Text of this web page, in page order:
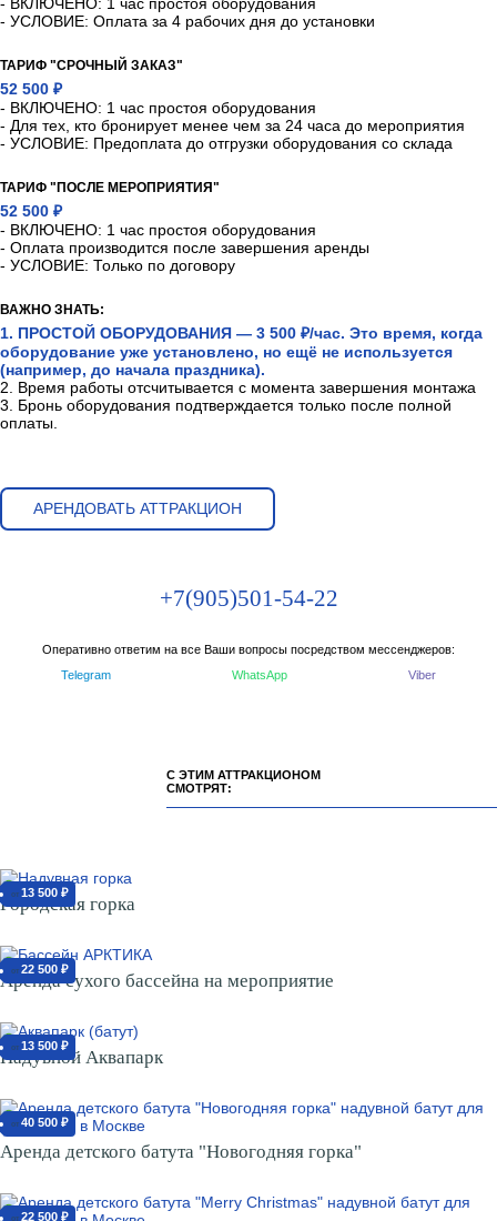
- УСЛОВИЕ: Оплата за 4 рабочих дня до установки
ТАРИФ "СРОЧНЫЙ ЗАКАЗ"
52 500 ₽
- ВКЛЮЧЕНО: 1 час простоя оборудования
- Для тех, кто бронирует менее чем за 24 часа до мероприятия
- УСЛОВИЕ: Предоплата до отгрузки оборудования со склада
ТАРИФ "ПОСЛЕ МЕРОПРИЯТИЯ"
52 500 ₽
- ВКЛЮЧЕНО: 1 час простоя оборудования
- Оплата производится после завершения аренды
- УСЛОВИЕ: Только по договору
ВАЖНО ЗНАТЬ:
1. ПРОСТОЙ ОБОРУДОВАНИЯ — 3 500 ₽/час. Это время, когда
оборудование уже установлено, но ещё не используется
(например, до начала праздника).
2. Время работы отсчитывается с момента завершения монтажа
3. Бронь оборудования подтверждается только после полной
оплаты.
АРЕНДОВАТЬ АТТРАКЦИОН
+7(905)501-54-22
Оперативно ответим на все Ваши вопросы посредством мессенджеров:
Telegram
WhatsApp Viber
С ЭТИМ АТТРАКЦИОНОМ
СМОТРЯТ:
от 13 500 ₽
Городская горка
от 22 500 ₽
Аренда сухого бассейна на мероприятие
от 13 500 ₽
Надувной Аквапарк
от 40 500 ₽
Аренда детского батута "Новогодняя горка"
от 22 500 ₽